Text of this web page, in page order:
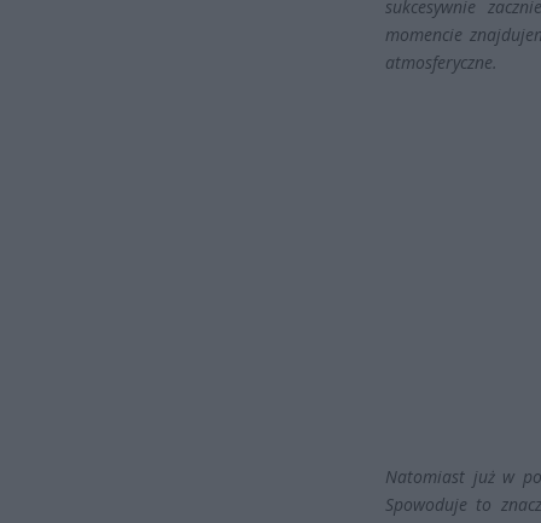
sukcesywnie
momencie
atmosferyczne.
Natomiast już w
Spowoduje to